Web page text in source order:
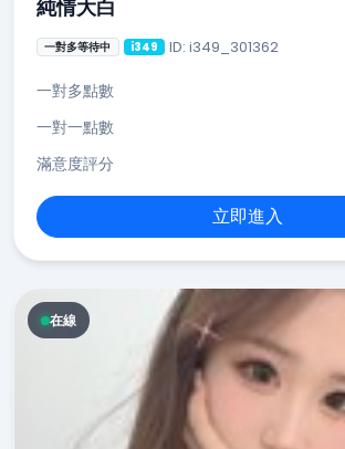
純情大白
一對多等待中 i349 ID: i349_301362
一對多點數
一對一點數
滿意度評分
立即進入
在線